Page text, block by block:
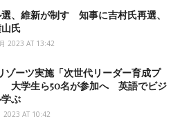
、維新が制す 知事に吉村氏再選、
氏
2023 AT 13:42
ゾーツ実施「次世代リーダー育成プ
大学生ら50名が参加へ 英語でビジ
ぶ
2023 AT 10:42